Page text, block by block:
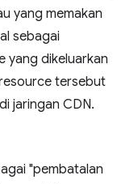
yang memakan
sebagai
yang dikeluarkan
tersebut
jaringan CDN.
"pembatalan